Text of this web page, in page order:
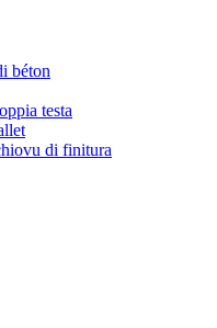
béton
testa
di finitura